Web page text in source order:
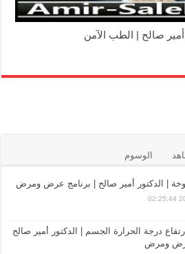
صالح | الطب الآمن
الوسوم
| الدكتور أمير صالح | برنامج عرض ومرض
درجة الحرارة الجسم | الدكتور أمير صالح
عرض ومرض